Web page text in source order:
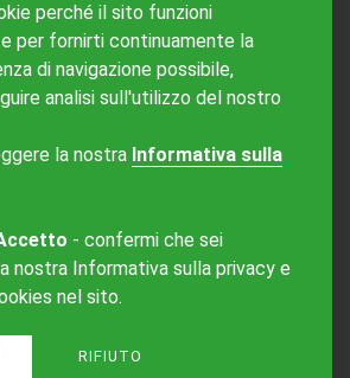
Rotostampa SA
creato daRedesign
perché il sito funzioni
per fornirti continuamente la
di navigazione possibile,
analisi sull'utilizzo del nostro
la nostra Informativa sulla
- confermi che sei
nostra Informativa sulla privacy e
nel sito.
RIFIUTO